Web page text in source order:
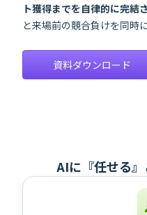
ト獲得までを自律的に完結
と来場前の競合負けを同時
資料ダウンロード
AIに『任せる